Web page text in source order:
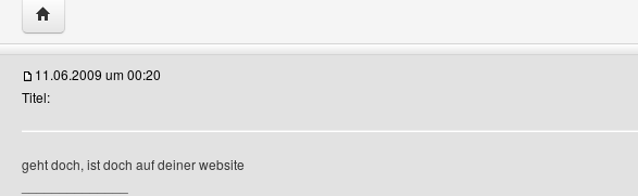
Website dieses Benutzers besuchen: stellasstudio
anzeigen
11.06.2009 um 00:20
Titel:
geht doch, ist doch auf deiner website